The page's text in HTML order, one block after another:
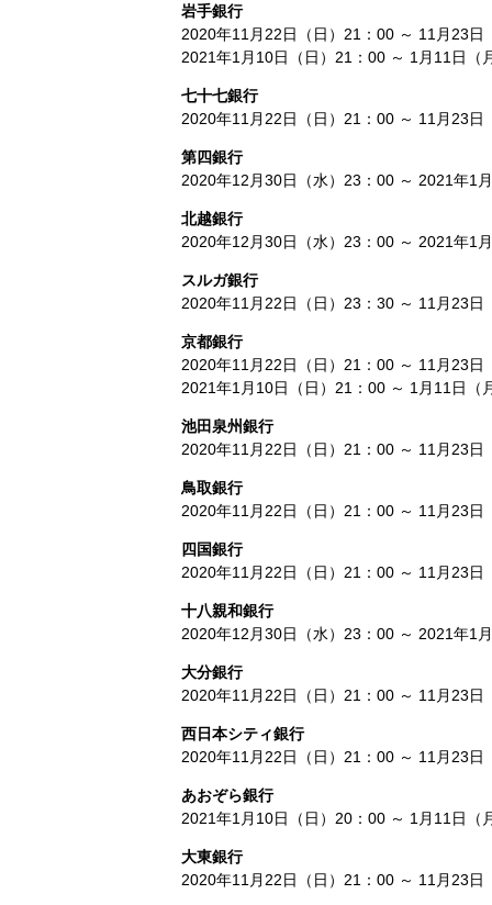
岩手銀行
2020年11月22日（日）21：00 ～ 11月23日
2021年1月10日（日）21：00 ～ 1月11日（
七十七銀行
2020年11月22日（日）21：00 ～ 11月23日
第四銀行
2020年12月30日（水）23：00 ～ 2021年1
北越銀行
2020年12月30日（水）23：00 ～ 2021年1
スルガ銀行
2020年11月22日（日）23：30 ～ 11月23日
京都銀行
2020年11月22日（日）21：00 ～ 11月23日
2021年1月10日（日）21：00 ～ 1月11日（
池田泉州銀行
2020年11月22日（日）21：00 ～ 11月23日
鳥取銀行
2020年11月22日（日）21：00 ～ 11月23日
四国銀行
2020年11月22日（日）21：00 ～ 11月23日
十八親和銀行
2020年12月30日（水）23：00 ～ 2021年1
大分銀行
2020年11月22日（日）21：00 ～ 11月23日
西日本シティ銀行
2020年11月22日（日）21：00 ～ 11月23日
あおぞら銀行
2021年1月10日（日）20：00 ～ 1月11日（
大東銀行
2020年11月22日（日）21：00 ～ 11月23日